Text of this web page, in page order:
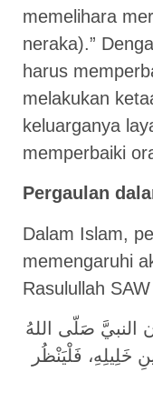
memelihara
neraka).”
harus
melakukan
keluarganya
memperbaiki
Pergaulan
Dalam Islam,
memengaruhi
Rasulullah
النبيَّ صَلّى اللهُ
فَلْيَنْظُر